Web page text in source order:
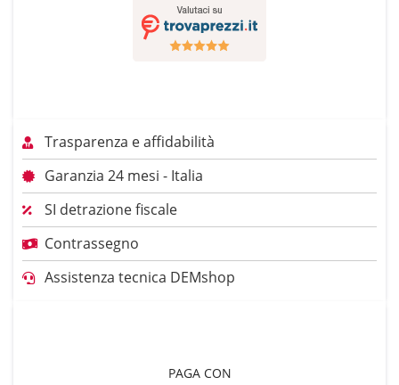
Trasparenza e affidabilità
Garanzia 24 mesi - Italia
SI detrazione fiscale
Contrassegno
Assistenza tecnica DEMshop
PAGA CON